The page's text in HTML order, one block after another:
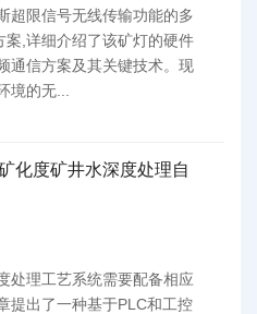
超限信号无线传输功能的多
,详细介绍了该矿灯的硬件
通信方案及其关键技术。现
境的无...
化度矿井水深度处理自
处理工艺系统需要配备相应
提出了一种基于PLC和工控